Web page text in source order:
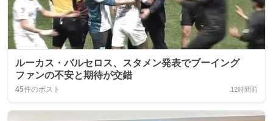
ルーカス・バルセロス、スタメン発表でブーイング
ファンの不安と期待が交錯
45件のポスト 12時間前